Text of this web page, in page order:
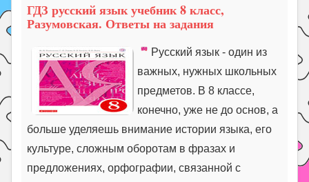
ГДЗ русский язык учебник 8 класс,
Разумовская. Ответы на задания
Русский язык - один из
важных, нужных школьных
предметов. В 8 классе,
конечно, уже не до основ, а
больше уделяешь внимание истории языка, его
культуре, сложным оборотам в фразах и
предложениях, орфографии, связанной с